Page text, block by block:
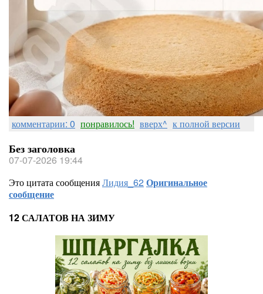
комментарии: 0 понравилось! вверх^ к полной версии
Без заголовка
07-07-2026 19:44
Это цитата сообщенияЛидия_62Оригинальное
сообщение
12 САЛАТОВ НА ЗИМУ